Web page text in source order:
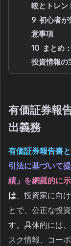
較とトレン
9 初心者が
意事項
10 まとめ
投資情報の
有価証券報
出義務
有価証券報告書
引法に基づいて
績」を網羅的に
は 、投資家に向
とで、公正な投
す。具体的には
スク情報、コー